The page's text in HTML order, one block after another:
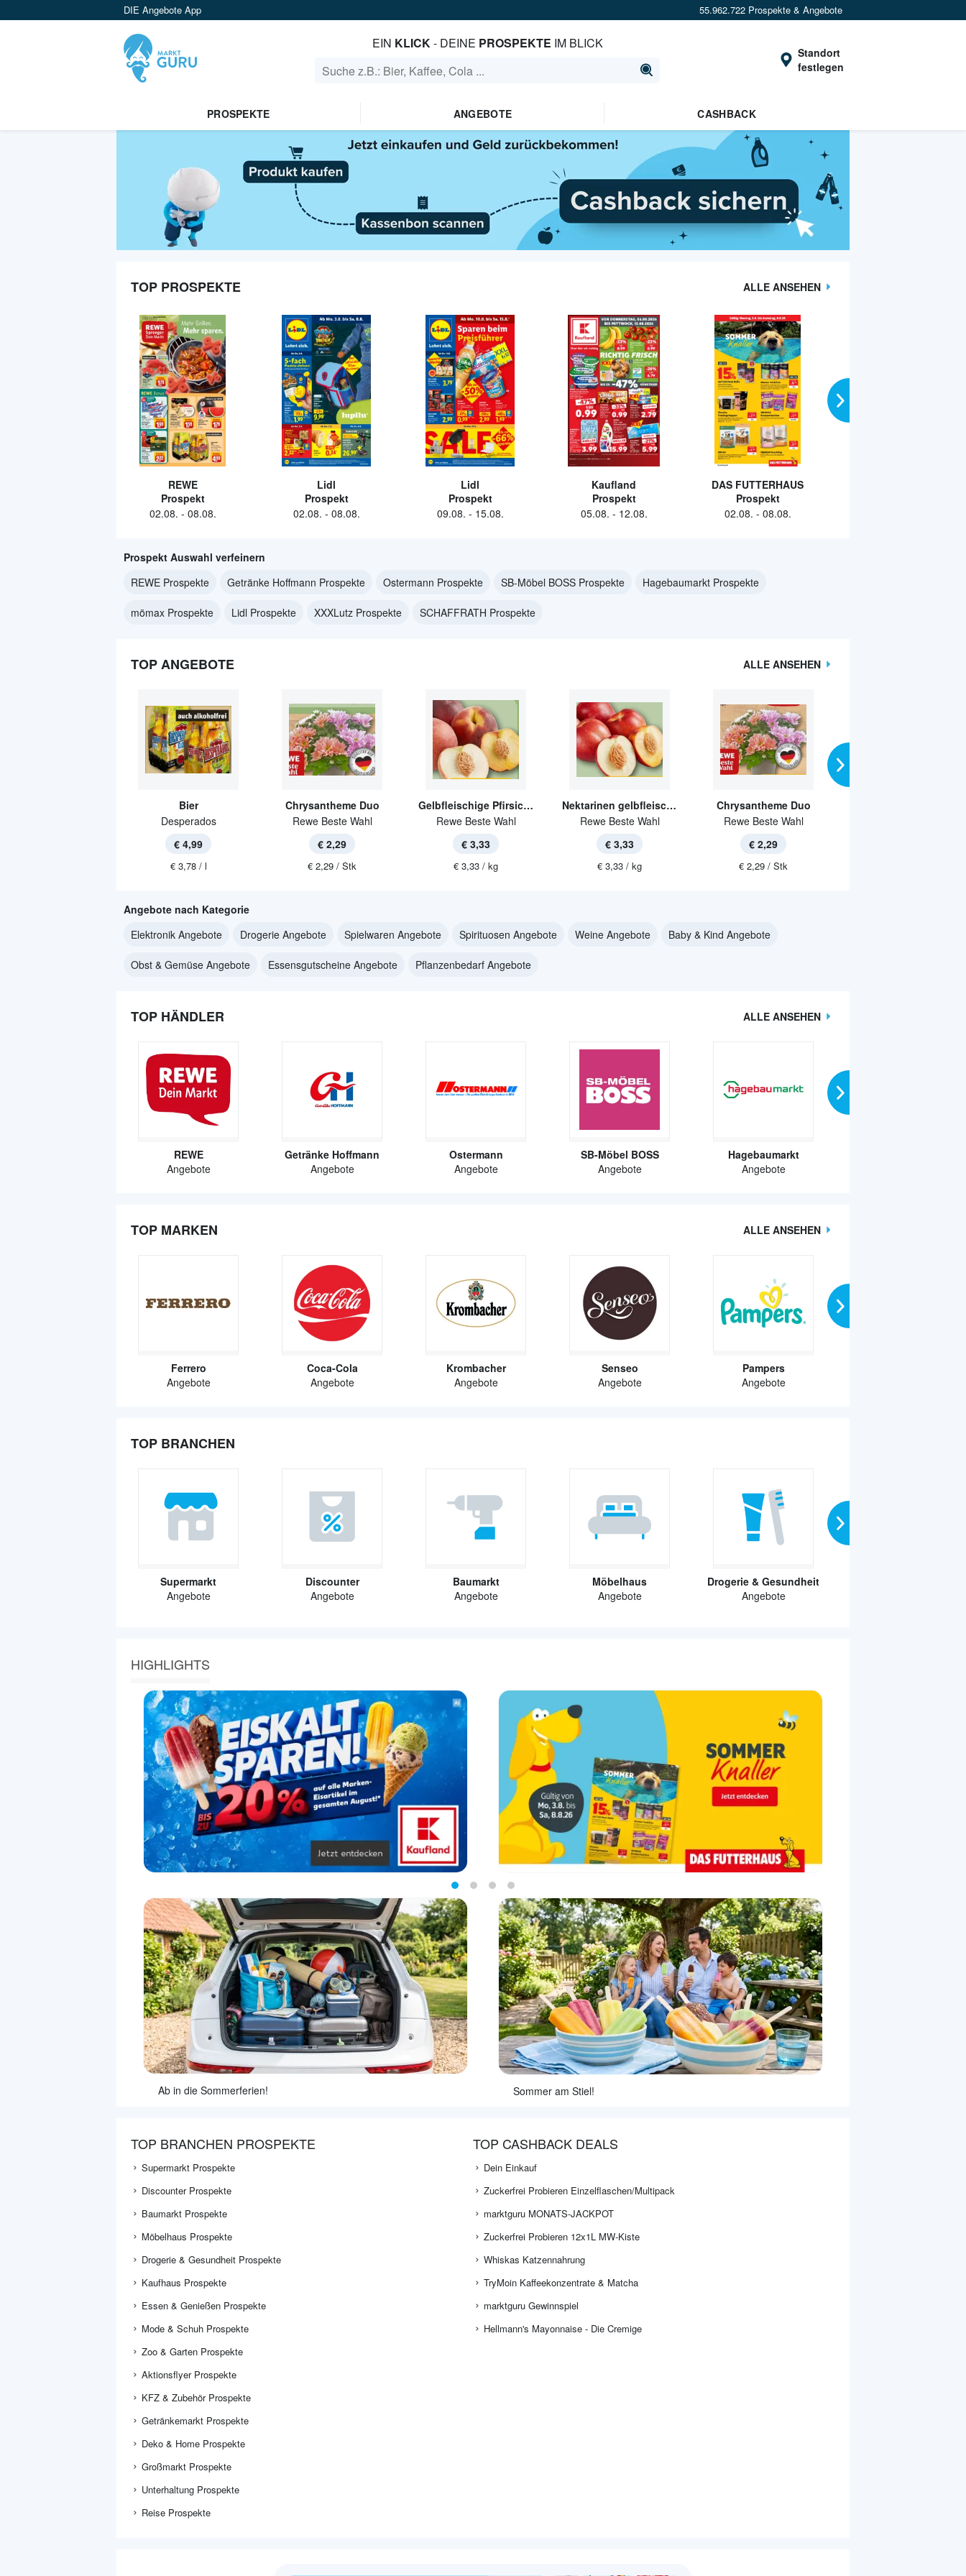
DIE Angebote App 55.962.722 Prospekte & Angebote
EIN KLICK- DEINE PROSPEKTE IM BLICK
Standort
festlegen
PROSPEKTE ANGEBOTE CASHBACK
TOP PROSPEKTE ALLE ANSEHEN
REWE
Prospekt
02.08. - 08.08.
Lidl
Prospekt
02.08. - 08.08.
Lidl
Prospekt
09.08. - 15.08.
Kaufland
Prospekt
05.08. - 12.08.
DAS FUTTERHAUS
Prospekt
02.08. - 08.08.
Prospekt Auswahl verfeinern
REWE Prospekte
Getränke Hoffmann Prospekte Ostermann Prospekte SB-Möbel BOSS Prospekte Hagebaumarkt Prospekte
mömax Prospekte Lidl Prospekte XXXLutz Prospekte SCHAFFRATH Prospekte
TOP ANGEBOTE ALLE ANSEHEN
Bier
Desperados
€ 4,99
€ 3,78 / l
Chrysantheme Duo
Rewe Beste Wahl
€ 2,29
€ 2,29 / Stk
Gelbfleischige Pfirsiche
Rewe Beste Wahl
€ 3,33
€ 3,33 / kg
Nektarinen gelbfleischig
Rewe Beste Wahl
€ 3,33
€ 3,33 / kg
Chrysantheme Duo
Rewe Beste Wahl
€ 2,29
€ 2,29 / Stk
Angebote nach Kategorie
Elektronik Angebote
Drogerie Angebote Spielwaren Angebote Spirituosen Angebote Weine Angebote Baby & Kind Angebote
Obst & Gemüse Angebote Essensgutscheine Angebote Pflanzenbedarf Angebote
TOP HÄNDLER ALLE ANSEHEN
REWE
Angebote
Getränke Hoffmann
Angebote
Ostermann
Angebote
SB-Möbel BOSS
Angebote
Hagebaumarkt
Angebote
TOP MARKEN ALLE ANSEHEN
Ferrero
Angebote
Coca-Cola
Angebote
Krombacher
Angebote
Senseo
Angebote
Pampers
Angebote
TOP BRANCHEN
Supermarkt
Angebote
Discounter
Angebote
Baumarkt
Angebote
Möbelhaus
Angebote
Drogerie & Gesundheit
Angebote
HIGHLIGHTS
Ab in die Sommerferien! Sommer am Stiel!
TOP BRANCHEN PROSPEKTE
Supermarkt Prospekte
Discounter Prospekte
Baumarkt Prospekte
Möbelhaus Prospekte
Drogerie & Gesundheit Prospekte
Kaufhaus Prospekte
Essen & Genießen Prospekte
Mode & Schuh Prospekte
Zoo & Garten Prospekte
Aktionsflyer Prospekte
KFZ & Zubehör Prospekte
Getränkemarkt Prospekte
Deko & Home Prospekte
Großmarkt Prospekte
Unterhaltung Prospekte
Reise Prospekte
TOP CASHBACK DEALS
Dein Einkauf
Zuckerfrei Probieren Einzelflaschen/Multipack
marktguru MONATS-JACKPOT
Zuckerfrei Probieren 12x1L MW-Kiste
Whiskas Katzennahrung
TryMoin Kaffeekonzentrate & Matcha
marktguru Gewinnspiel
Hellmann's Mayonnaise - Die Cremige